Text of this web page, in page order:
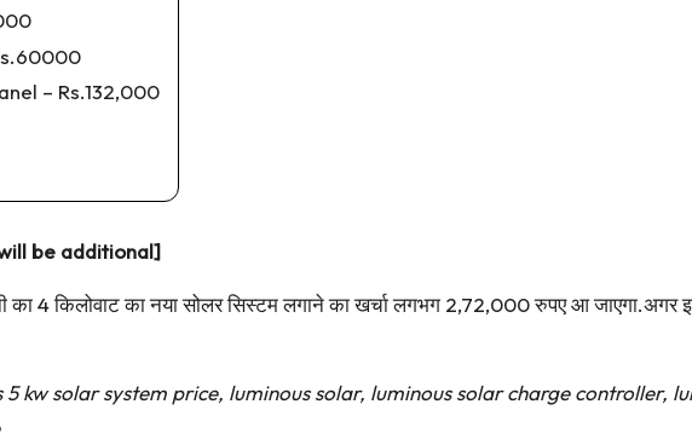
– Rs.132,000
be additional]
4 किलोवाट का नया सोलर सिस्टम लगाने का खर्चा लगभग 2,72,000 रुपए आ जाएगा.अगर
kw solar system price, luminous solar, luminous solar charge controller,